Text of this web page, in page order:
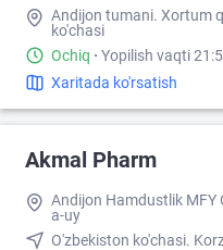
Andijon tumani. Xortum
ko'chasi
Ochiq · Yopilish vaqti
Xaritada ko'rsatish
Akmal Pharm
Andijon Hamdustlik MFY
a-uy
O'zbekiston ko'chasi.